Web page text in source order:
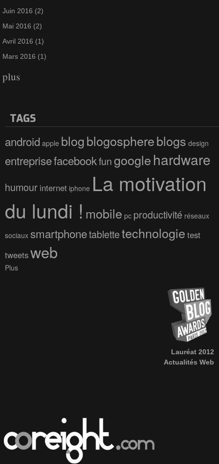
Juin 2016 (2)
Mai 2016 (2)
Avril 2016 (1)
Mars 2016 (1)
plus
TAGS
android apple blogblogosphereblogs design
entreprisefacebookfungooglehardware
humour internet iphone La motivation
du lundi ! mobile pc productivité réseaux
sociaux smartphonetablettetechnologie test
tweetsweb
Plus
Lauréat 2012
Actualités Web